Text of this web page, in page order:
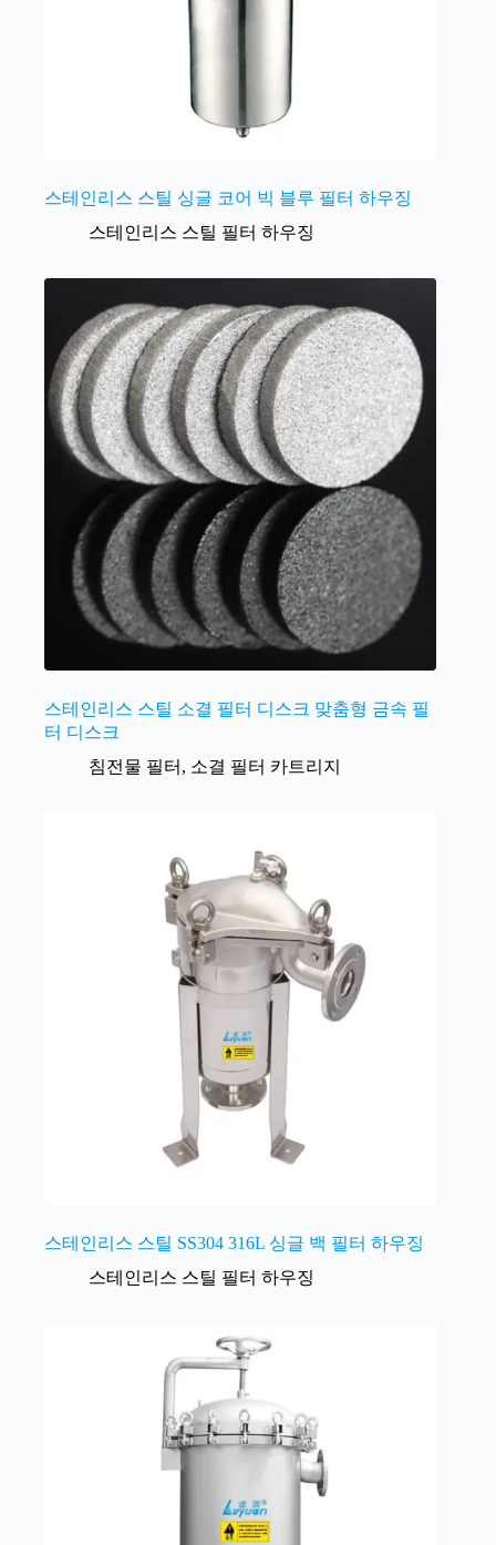
스테인리스 스틸 싱글 코어 빅 블루 필터 하우징
스테인리스 스틸 필터 하우징
스테인리스 스틸 소결 필터 디스크 맞춤형 금속 필
터 디스크
침전물 필터 , 소결 필터 카트리지
스테인리스 스틸 SS304 316L 싱글 백 필터 하우징
스테인리스 스틸 필터 하우징